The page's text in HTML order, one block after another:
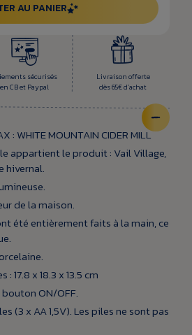
AU PANIER
sécurisés
en CB et Paypal
Livraison offerte
dès 65€ d’achat
WHITE MOUNTAIN CIDER MILL
appartient le produit : Vail Village,
hivernal.
de la maison.
été entièrement faits à la main, ce
17.8 x 18.3 x 13.5 cm
ON/OFF.
(3 x AA 1,5V). Les piles ne sont pas